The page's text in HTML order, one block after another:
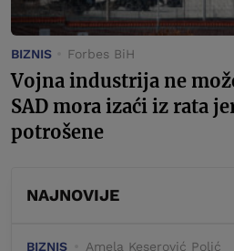
BIZNIS Forbes BiH
Vojna industrija ne
SAD mora izaći iz rata
potrošene
NAJNOVIJE
BIZNIS Amela Keserović Polić